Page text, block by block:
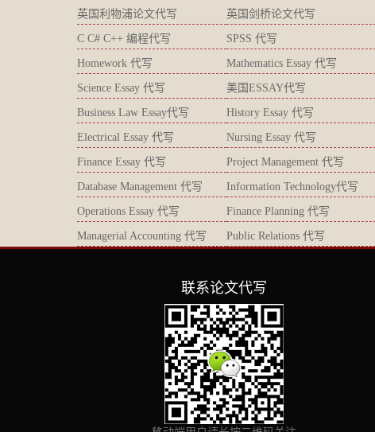
英国利物浦论文代写 英国剑桥论文代写
C C# C++ 编程代写 SPSS 代写
Homework 代写 Mathematics Essay 代写
Science Essay 代写 美国ESSAY代写
Business Law Essay代写 History Essay 代写
Electrical Essay 代写 Nursing Essay 代写
Finance Essay 代写 Project Management 代写
Database Management 代写 Information Technology代写
Operations Essay 代写 Finance Planning 代写
Managerial Accounting 代写 Public Relations 代写
联系论文代写